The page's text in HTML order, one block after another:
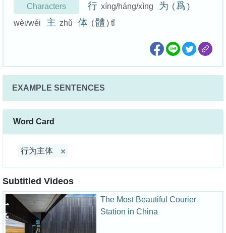
Characters 行 xíng/háng/xìng 为 ( 爲 )
wèi/wéi
主 zhǔ 体 (體 ) tǐ
EXAMPLE SENTENCES
Word Card
行为主体
Subtitled Videos
The Most Beautiful Courier
Station in China